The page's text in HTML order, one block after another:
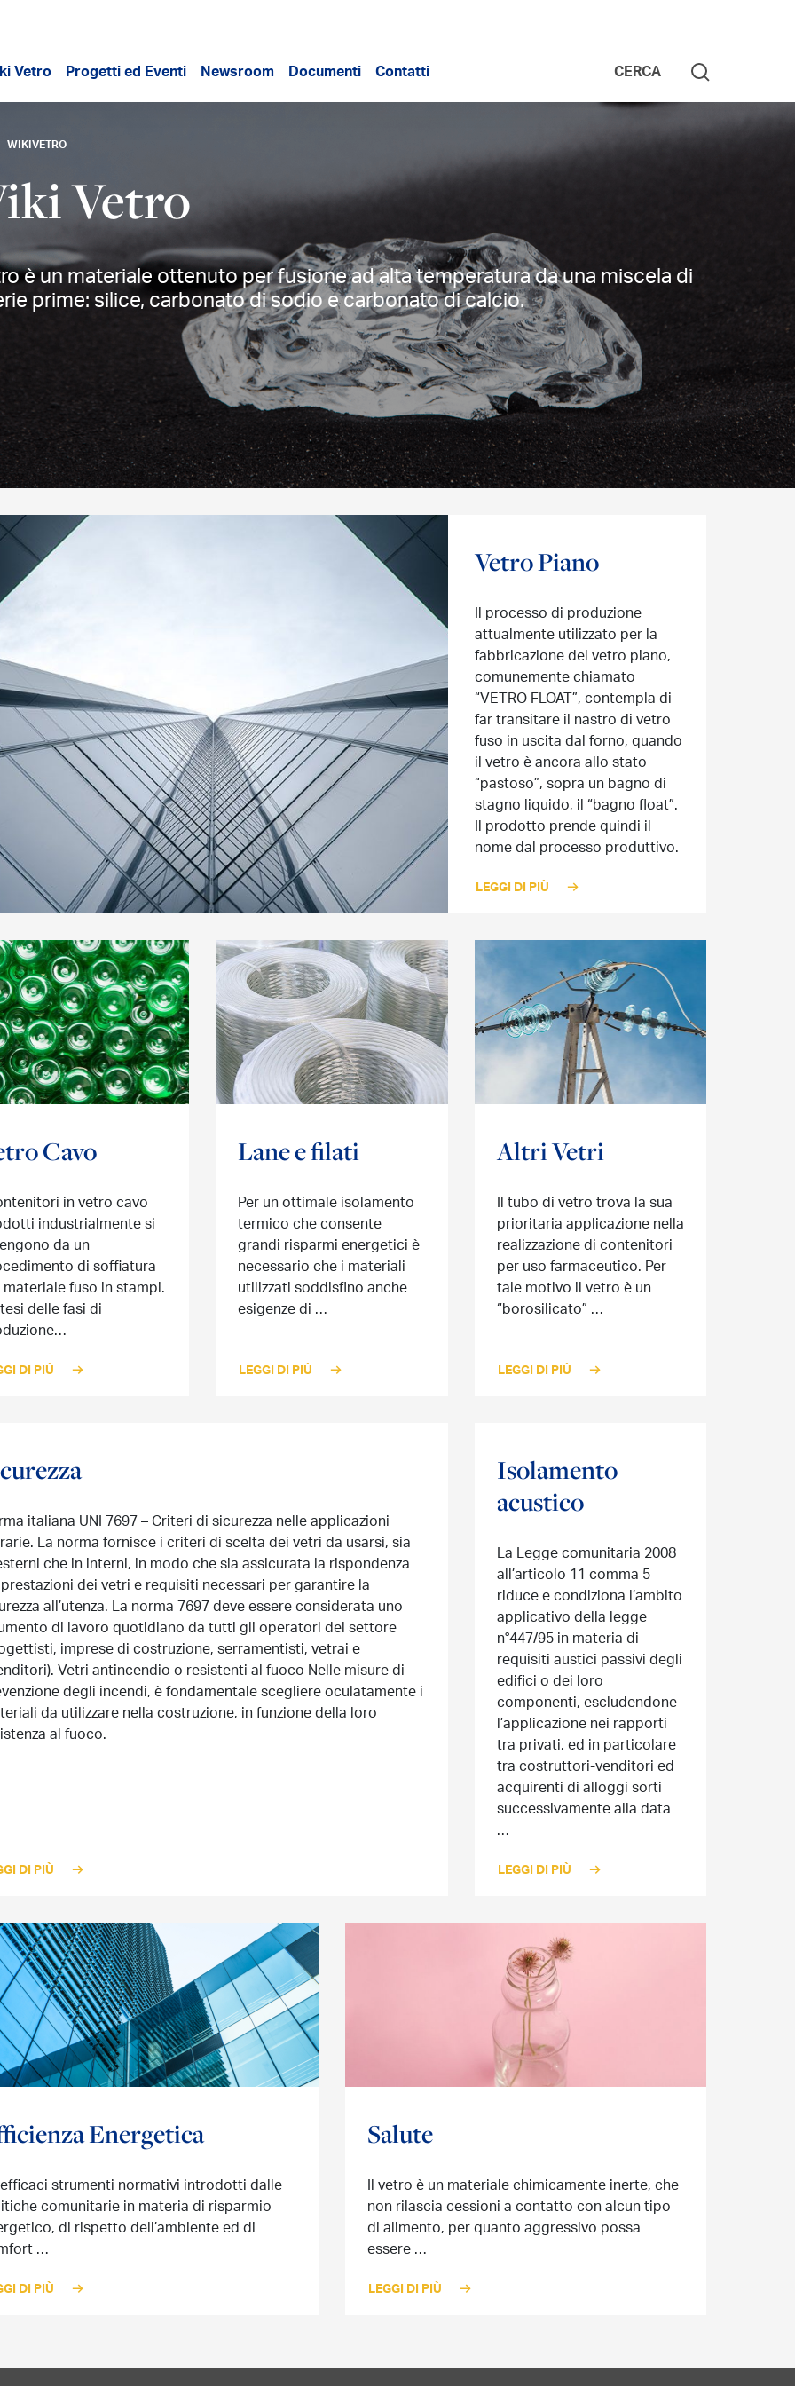
Vetro Progetti ed Eventi Newsroom Documenti Contatti CERCA
WIKIVETRO
Vetro
è un materiale ottenuto per fusione ad alta temperatura da una miscela di
prime: silice, carbonato di sodio e carbonato di calcio.
Vetro Piano
Il processo di produzione
attualmente utilizzato per la
fabbricazione del vetro piano,
comunemente chiamato
“VETRO FLOAT”, contempla di
far transitare il nastro di vetro
fuso in uscita dal forno, quando
il vetro è ancora allo stato
“pastoso”, sopra un bagno di
stagno liquido, il “bagno float”.
Il prodotto prende quindi il
nome dal processo produttivo.
LEGGI DI PIÙ
Cavo
in vetro cavo
industrialmente si
da un
di soffiatura
materiale fuso in stampi.
delle fasi di
DI PIÙ
Lane e filati
Per un ottimale isolamento
termico che consente
grandi risparmi energetici è
necessario che i materiali
utilizzati soddisfino anche
esigenze di …
LEGGI DI PIÙ
Altri Vetri
Il tubo di vetro trova la sua
prioritaria applicazione nella
realizzazione di contenitori
per uso farmaceutico. Per
tale motivo il vetro è un
“borosilicato” …
LEGGI DI PIÙ
italiana UNI 7697 – Criteri di sicurezza nelle applicazioni
La norma fornisce i criteri di scelta dei vetri da usarsi, sia
che in interni, in modo che sia assicurata la rispondenza
dei vetri e requisiti necessari per garantire la
all’utenza. La norma 7697 deve essere considerata uno
di lavoro quotidiano da tutti gli operatori del settore
imprese di costruzione, serramentisti, vetrai e
Vetri antincendio o resistenti al fuoco Nelle misure di
degli incendi, è fondamentale scegliere oculatamente i
da utilizzare nella costruzione, in funzione della loro
al fuoco.
DI PIÙ
Isolamento
acustico
La Legge comunitaria 2008
all’articolo 11 comma 5
riduce e condiziona l’ambito
applicativo della legge
n°447/95 in materia di
requisiti austici passivi degli
edifici o dei loro
componenti, escludendone
l’applicazione nei rapporti
tra privati, ed in particolare
tra costruttori-venditori ed
acquirenti di alloggi sorti
successivamente alla data
…
LEGGI DI PIÙ
Energetica
strumenti normativi introdotti dalle
comunitarie in materia di risparmio
di rispetto dell’ambiente ed di
…
DI PIÙ
Salute
Il vetro è un materiale chimicamente inerte, che
non rilascia cessioni a contatto con alcun tipo
di alimento, per quanto aggressivo possa
essere …
LEGGI DI PIÙ